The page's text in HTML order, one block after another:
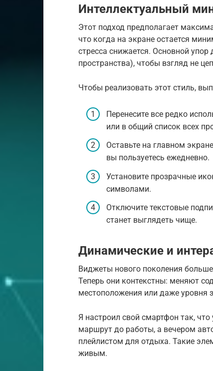
Интеллектуальный
Этот подход предполагает
что когда на экране остается
стресса снижается. Основной упор
пространства), чтобы взгляд не
Чтобы реализовать этот стиль,
Перенесите все редко
или в общий список всех
Оставьте на главном
вы пользуетесь ежедневно.
Установите прозрачные
символами.
Отключите текстовые
станет выглядеть чище.
Динамические и
Виджеты нового поколения
Теперь они контекстны: меняют
местоположения или даже уровня
Я настроил свой смартфон так,
маршрут до работы, а вечером
плейлистом для отдыха. Такие
живым.